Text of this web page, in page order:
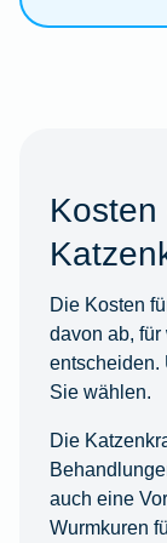
Kosten
Die Kosten
davon ab,
entscheiden.
Sie wählen.
Die
auch eine
Wurmkuren